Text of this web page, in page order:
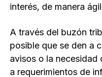
interés, de manera
A través del buzón
posible que se den a
avisos o la necesidad
a requerimientos de